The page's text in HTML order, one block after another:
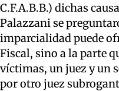
C.F.A.B.B.) dichas
Palazzani se
imparcialidad puede
Fiscal, sino a la parte
víctimas, un juez y un
por otro juez